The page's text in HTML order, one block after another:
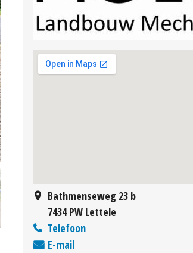
Bathmenseweg 23 b
7434 PW Lettele
Telefoon
E-mail